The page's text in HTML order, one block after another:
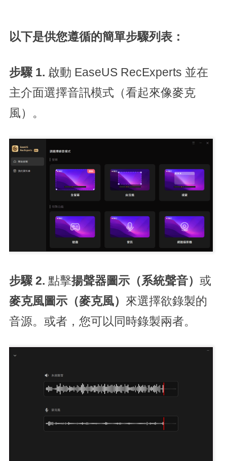
以下是供您遵循的簡單步驟列表：
步驟 1. 啟動 EaseUS RecExperts 並在
主介面選擇音訊模式（看起來像麥克
風）。
步驟 2. 點擊揚聲器圖示（系統聲音） 或
麥克風圖示（麥克風） 來選擇欲錄製的
音源。或者，您可以同時錄製兩者。